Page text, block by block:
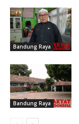
Bandung Raya
Bandung Raya